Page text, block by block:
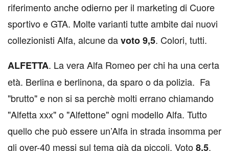
riferimento anche odierno per il marketing di Cuore
sportivo e GTA. Molte varianti tutte ambite dai nuovi
collezionisti Alfa, alcune davoto 9,5. Colori, tutti.
ALFETTA. La vera Alfa Romeo per chi ha una certa
età. Berlina e berlinona, da sparo o da polizia. Fa
"brutto" e non si sa perchè molti errano chiamando
"Alfetta xxx" o "Alfettone" ogni modello Alfa. Tutto
quello che può essere un’Alfa in strada insomma per
gli over-40 messi sul tema già da piccoli. Voto8,5.